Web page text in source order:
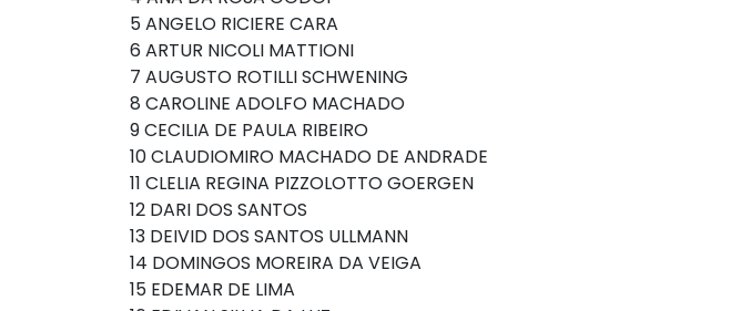
5 ANGELO RICIERE CARA
6 ARTUR NICOLI MATTIONI
7 AUGUSTO ROTILLI SCHWENING
8 CAROLINE ADOLFO MACHADO
9 CECILIA DE PAULA RIBEIRO
10 CLAUDIOMIRO MACHADO DE ANDRADE
11 CLELIA REGINA PIZZOLOTTO GOERGEN
12 DARI DOS SANTOS
13 DEIVID DOS SANTOS ULLMANN
14 DOMINGOS MOREIRA DA VEIGA
15 EDEMAR DE LIMA